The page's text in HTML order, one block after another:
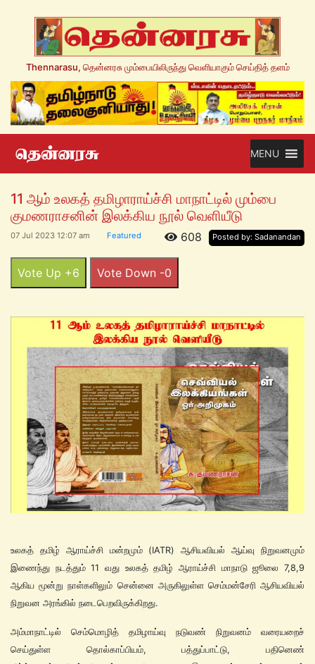
Thennarasu, தென்னரசு மும்பையிலிருந்து வெளியாகும் செய்தித் தளம்
MENU
11 ஆம் உலகத் தமிழாராய்ச்சி மாநாட்டில் மும்பை
குமணராசனின் இலக்கிய நூல் வெளியீடு
07 Jul 2023 12:07 am Featured Posted by: Sadanandan
608
Vote Up +6 Vote Down -0
உலகத் தமிழ் ஆராய்ச்சி மன்றமும் (IATR) ஆசியவியல் ஆய்வு நிறுவனமும்
இணைந்து நடத்தும் 11 வது உலகத் தமிழ் ஆராய்ச்சி மாநாடு ஜூலை 7,8,9
ஆகிய மூன்று நாள்களிலும் சென்னை அருகிலுள்ள செம்மன்சேரி ஆசியவியல்
நிறுவன அரங்கில் நடைபெறவிருக்கிறது.
அம்மாநாட்டில் செம்மொழித் தமிழாய்வு நடுவண் நிறுவனம் வரையறைச்
செய்துள்ள தொல்காப்பியம், பத்துப்பாட்டு, பதினெண்